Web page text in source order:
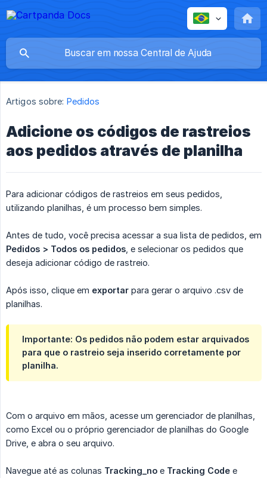
Artigos sobre: Pedidos
Adicione os códigos de rastreios
aos pedidos através de planilha
Para adicionar códigos de rastreios em seus pedidos,
utilizando planilhas, é um processo bem simples.
Antes de tudo, você precisa acessar a sua lista de pedidos, em
Pedidos > Todos os pedidos , e selecionar os pedidos que
deseja adicionar código de rastreio.
Após isso, clique em exportar para gerar o arquivo .csv de
planilhas.
Importante: Os pedidos não podem estar arquivados
para que o rastreio seja inserido corretamente por
planilha.
Com o arquivo em mãos, acesse um gerenciador de planilhas,
como Excel ou o próprio gerenciador de planilhas do Google
Drive, e abra o seu arquivo.
Navegue até as colunas Tracking_no e Tracking Code e